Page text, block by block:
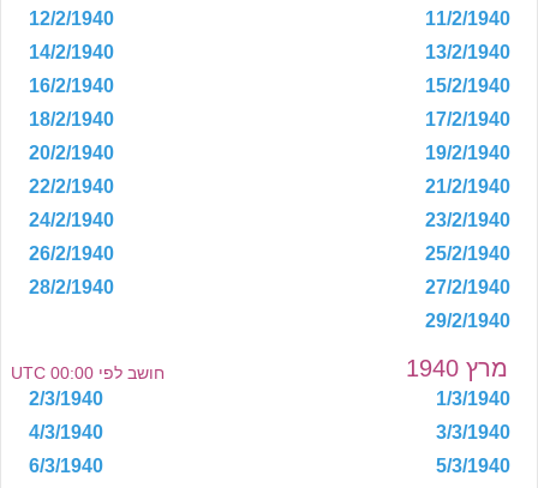
11/2/1940
12/2/1940
13/2/1940
14/2/1940
15/2/1940
16/2/1940
17/2/1940
18/2/1940
19/2/1940
20/2/1940
21/2/1940
22/2/1940
23/2/1940
24/2/1940
25/2/1940
26/2/1940
27/2/1940
28/2/1940
29/2/1940
מרץ 1940 חושב לפי 00:00 UTC
1/3/1940
2/3/1940
3/3/1940
4/3/1940
5/3/1940
6/3/1940